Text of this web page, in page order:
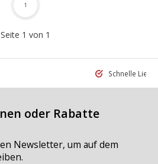
Seite 1 von 1
1
Schnelle
oder Rabatte
Newsletter, um auf dem